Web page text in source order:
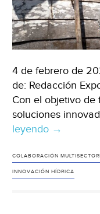
4 de febrero de
de: Redacción
Con el objetivo de
soluciones
leyendo México
y
→
COLABORACIÓN
INNOVACIÓN HÍDRICA